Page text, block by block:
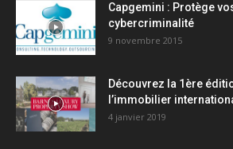
Capgemini : Protège
cybercriminalité
9 novembre 2015
Découvrez la 1ère
l’immobilier
4 janvier 2019